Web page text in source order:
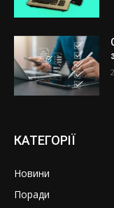
КАТЕГОРІЇ
Новини
Поради